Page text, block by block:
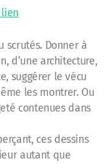
scrutés. Donner à
d’une architecture,
suggérer le vécu
les montrer. Ou
contenues dans
ces dessins
autant que